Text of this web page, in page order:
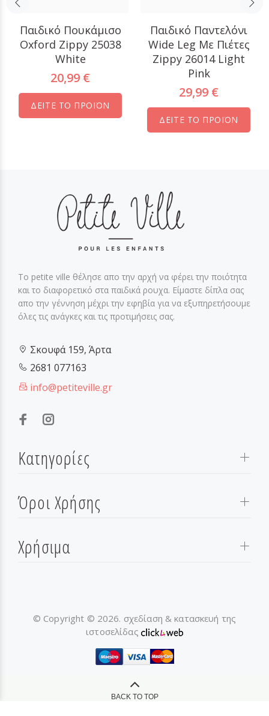
Παιδικό Πουκάμισο
Oxford Zippy 25038
White
20,99 €
ΔΕΙΤΕ ΤΟ ΠΡΟΪΟΝ
Παιδικό Παντελόνι
Wide Leg Με Πιέτες
Zippy 26014 Light
Pink
29,99 €
ΔΕΙΤΕ ΤΟ ΠΡΟΪΟΝ
Το petite ville θέλησε απο την αρχή να φέρει την ποιότητα
και το διαφορετικό στα παιδικά ρουχα. Είμαστε δίπλα σας
απο την γέννηση μέχρι την εφηβία για να εξυπηρετήσουμε
όλες τις ανάγκες και τις προτιμήσεις σας.
Σκουφά 159, Άρτα
2681 077163
info@petiteville.gr
Κατηγορίες
Όροι Χρήσης
Χρήσιμα
© Copyright © 2026. σχεδίαση & κατασκευή της
ιστοσελίδας
BACK TO TOP